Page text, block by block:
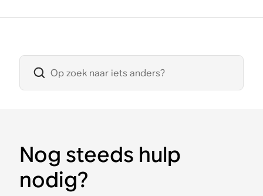
Nog steeds hulp
nodig?